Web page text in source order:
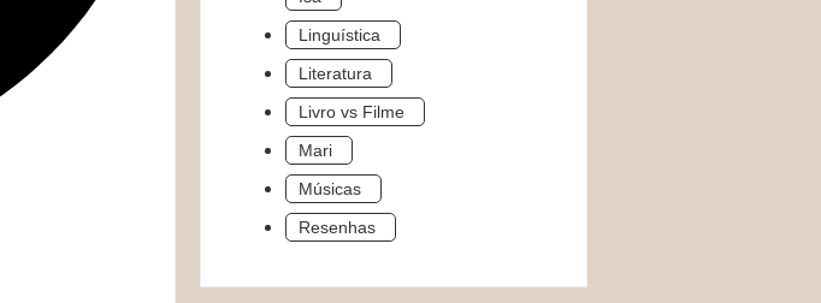
Linguística
Literatura
Livro vs Filme
Mari
Músicas
Resenhas